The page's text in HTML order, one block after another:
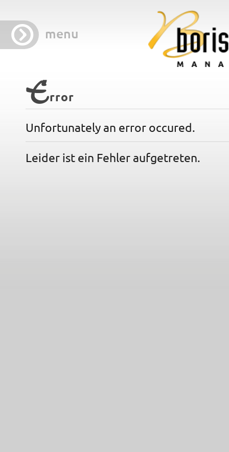
menu
Error
Unfortunately an error occured.
Leider ist ein Fehler aufgetreten.